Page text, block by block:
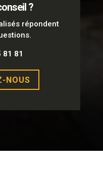
?
répondent
81 81
NOUS